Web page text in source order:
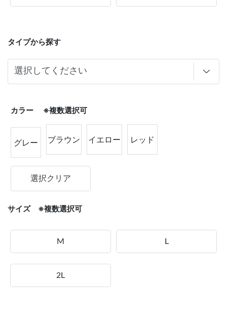
タイプから探す
カラー ※複数選択可
グレー ブラウン イエロー レッド
選択クリア
サイズ ※複数選択可
M L
2L